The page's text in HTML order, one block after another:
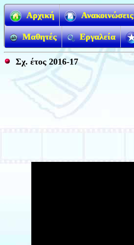
Αρχική Ανακοινώσεις
Μαθητές Εργαλεία
Σχ. έτος 2016-17